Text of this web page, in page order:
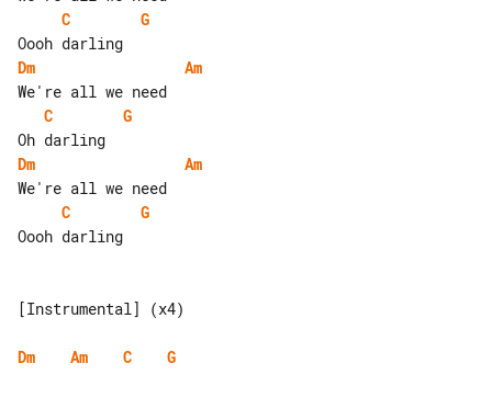
C
G
Dm
Am
C
G
Dm
Am
C
G
Oooh darling
[Instrumental] (x4)
Dm Am C G